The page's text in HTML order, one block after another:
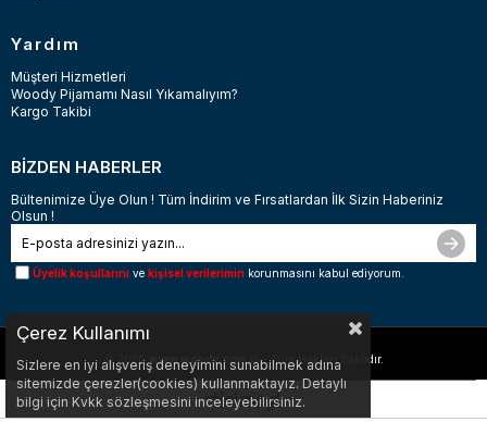
Yardım
Müşteri Hizmetleri
Woody Pijamamı Nasıl Yıkamalıyım?
Kargo Takibi
BİZDEN HABERLER
Bültenimize Üye Olun ! Tüm İndirim ve Fırsatlardan İlk Sizin Haberiniz
Olsun !
Üyelik koşullarını ve kişisel verilerimin korunmasını kabul ediyorum.
© 2026 www.woody.com.tr - Tüm Hakları Saklıdır.
Çerez Kullanımı
Sizlere en iyi alışveriş deneyimini sunabilmek adına
sitemizde çerezler(cookies) kullanmaktayız. Detaylı
bilgi için Kvkk sözleşmesini inceleyebilirsiniz.